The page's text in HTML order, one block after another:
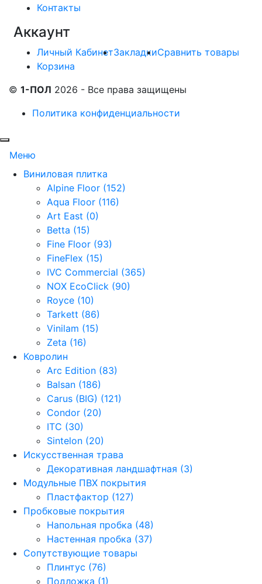
Контакты
Аккаунт
Личный КабинетЗакладкиСравнить товары
Корзина
© 1-ПОЛ 2026 - Все права защищены
Политика конфиденциальности
Меню
Виниловая плитка
Alpine Floor (152)
Aqua Floor (116)
Art East (0)
Betta (15)
Fine Floor (93)
FineFlex (15)
IVC Commercial (365)
NOX EcoClick (90)
Royce (10)
Tarkett (86)
Vinilam (15)
Zeta (16)
Ковролин
Arc Edition (83)
Balsan (186)
Carus (BIG) (121)
Condor (20)
ITC (30)
Sintelon (20)
Искусственная трава
Декоративная ландшафтная (3)
Модульные ПВХ покрытия
Пластфактор (127)
Пробковые покрытия
Напольная пробка (48)
Настенная пробка (37)
Сопутствующие товары
Плинтус (76)
Подложка (1)